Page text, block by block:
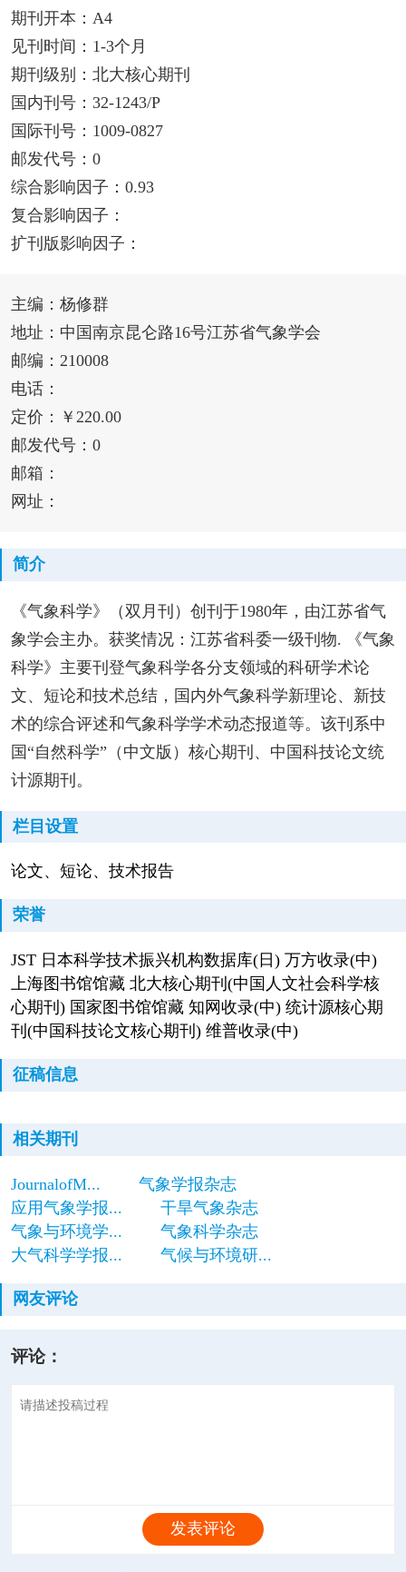
期刊开本：A4
见刊时间：1-3个月
期刊级别：北大核心期刊
国内刊号：32-1243/P
国际刊号：1009-0827
邮发代号：0
综合影响因子：0.93
复合影响因子：
扩刊版影响因子：
主编：杨修群
地址：中国南京昆仑路16号江苏省气象学会
邮编：210008
电话：
定价：￥220.00
邮发代号：0
邮箱：
网址：
简介
《气象科学》（双月刊）创刊于1980年，由江苏省气
象学会主办。获奖情况：江苏省科委一级刊物. 《气象
科学》主要刊登气象科学各分支领域的科研学术论
文、短论和技术总结，国内外气象科学新理论、新技
术的综合评述和气象科学学术动态报道等。该刊系中
国“自然科学”（中文版）核心期刊、中国科技论文统
计源期刊。
栏目设置
论文、短论、技术报告
荣誉
JST 日本科学技术振兴机构数据库(日) 万方收录(中)
上海图书馆馆藏 北大核心期刊(中国人文社会科学核
心期刊) 国家图书馆馆藏 知网收录(中) 统计源核心期
刊(中国科技论文核心期刊) 维普收录(中)
征稿信息
相关期刊
JournalofM...
气象学报杂志
应用气象学报...
干旱气象杂志
气象与环境学...
气象科学杂志
大气科学学报...
气候与环境研...
网友评论
评论：
发表评论